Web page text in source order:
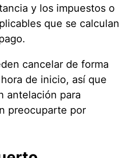
y los impuestos o
que se calculan
cancelar de forma
de inicio, así que
antelación para
preocuparte por